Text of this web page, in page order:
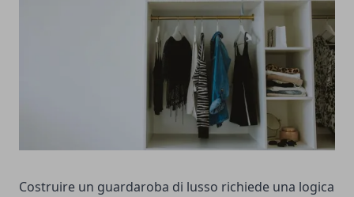
Costruire un guardaroba di lusso richiede una logica